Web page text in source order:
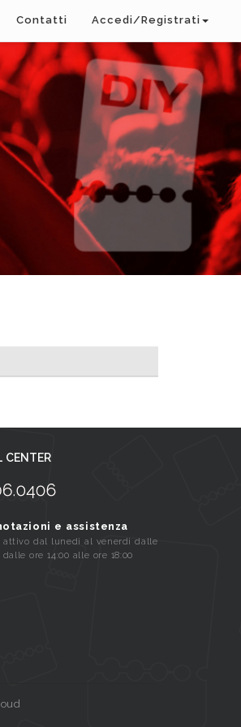
Contatti Accedi/Registrati
CENTER
e assistenza
attivo dal lunedi al venerdi dalle
ore 14:00 alle ore 18:00